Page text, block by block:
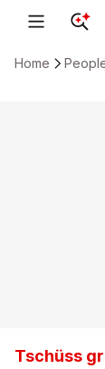
Home
Tschüss